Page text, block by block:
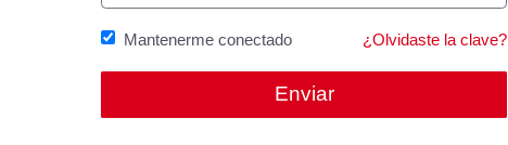
¿Olvidaste la clave?
Mantenerme conectado